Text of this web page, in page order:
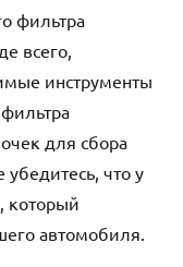
фильтра
всего,
инструменты
для сбора
что у
который
автомобиля.